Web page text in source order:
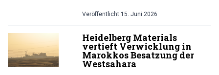
Veröffentlicht 15. Juni 2026
Heidelberg Materials
vertieft Verwicklung in
Marokkos Besatzung der
Westsahara